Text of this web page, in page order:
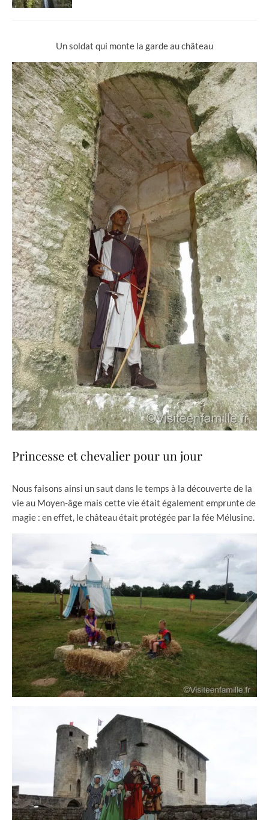
Un soldat qui monte la garde au château
Princesse et chevalier pour un jour
Nous faisons ainsi un saut dans le temps à la découverte de la
vie au Moyen-âge mais cette vie était également emprunte de
magie : en effet, le château était protégée par la fée Mélusine.